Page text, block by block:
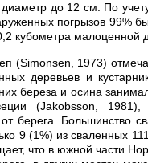
до 12 см. По
погрызов 99%
кубометра малоценной
(Simonsen, 1973)
деревьев и
береза и осина
(Jakobsson, 1981),
берега. Большинство
9 (1%) из сваленных
что в южной части